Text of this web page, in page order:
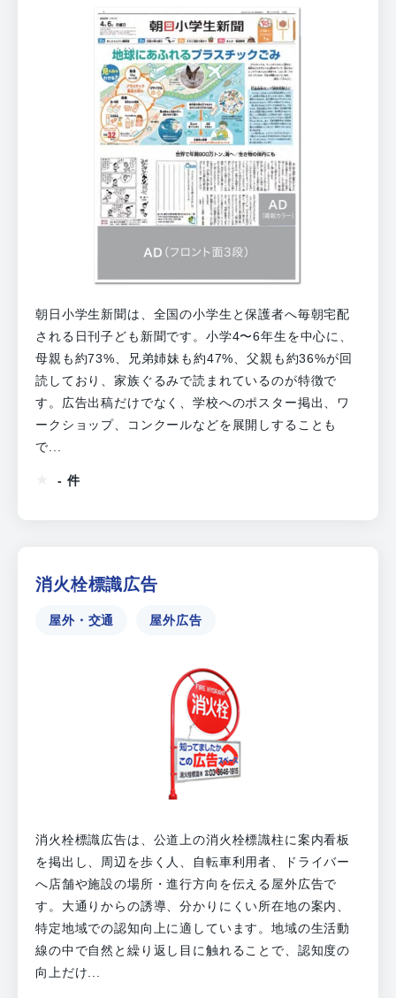
朝日小学生新聞は、全国の小学生と保護者へ毎朝宅配
される日刊子ども新聞です。小学4〜6年生を中心に、
母親も約73%、兄弟姉妹も約47%、父親も約36%が回
読しており、家族ぐるみで読まれているのが特徴で
す。広告出稿だけでなく、学校へのポスター掲出、ワ
ークショップ、コンクールなどを展開しすることも
で...
- 件
消火栓標識広告
屋外・交通 屋外広告
消火栓標識広告は、公道上の消火栓標識柱に案内看板
を掲出し、周辺を歩く人、自転車利用者、ドライバー
へ店舗や施設の場所・進行方向を伝える屋外広告で
す。大通りからの誘導、分かりにくい所在地の案内、
特定地域での認知向上に適しています。地域の生活動
線の中で自然と繰り返し目に触れることで、認知度の
向上だけ...